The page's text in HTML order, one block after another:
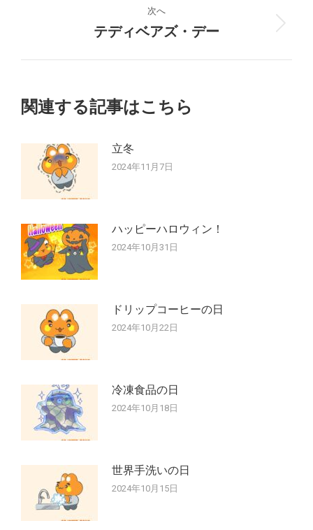
ゲ
ー
ョ
ン
投
稿:
次へ
次
テディベアズ・デー
関連する記事はこちら
立冬
2024年11月7日
ハッピーハロウィン！
2024年10月31日
ドリップコーヒーの日
2024年10月22日
冷凍食品の日
2024年10月18日
世界手洗いの日
2024年10月15日